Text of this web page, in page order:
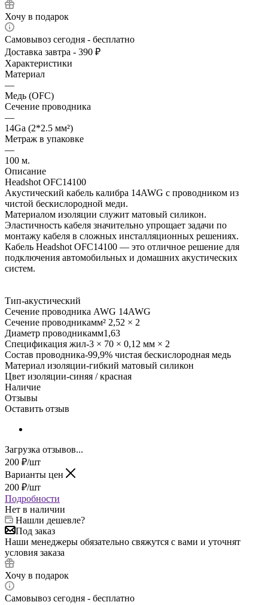
Хочу в подарок
Самовывоз сегодня - бесплатно
Доставка завтра - 390 ₽
Характеристики
Материал
—
Медь (OFC)
Сечение проводника
—
14Ga (2*2.5 мм²)
Метраж в упаковке
—
100 м.
Описание
Headshot OFC14100
Акустический кабель калибра 14AWG с проводником из
чистой бескислородной меди.
Материалом изоляции служит матовый силикон.
Эластичность кабеля значительно упрощает задачи по
монтажу кабеля в сложных инсталляционных решениях.
Кабель Headshot OFC14100 — это отличное решение для
подключения автомобильных и домашних акустических
систем.
Тип-акустический
Сечение проводника AWG 14AWG
Сечение проводникамм² 2,52 × 2
Диаметр проводникамм1,63
Спецификация жил-3 × 70 × 0,12 мм × 2
Состав проводника-99,9% чистая бескислородная медь
Материал изоляции-гибкий матовый силикон
Цвет изоляции-синяя / красная
Наличие
Отзывы
Оставить отзыв
Загрузка отзывов...
200 ₽/шт
Варианты цен
200 ₽/шт
Подробности
Нет в наличии
Нашли дешевле?
Под заказ
Наши менеджеры обязательно свяжутся с вами и уточнят
условия заказа
Хочу в подарок
Самовывоз сегодня - бесплатно